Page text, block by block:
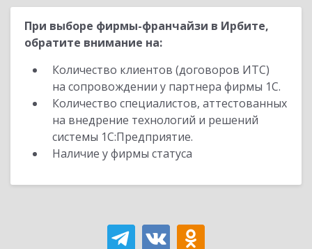
При выборе фирмы-франчайзи в Ирбите,
обратите внимание на:
Количество клиентов (договоров ИТС)
на сопровождении у партнера фирмы 1С.
Количество специалистов, аттестованных
на внедрение технологий и решений
системы 1С:Предприятие.
Наличие у фирмы статуса